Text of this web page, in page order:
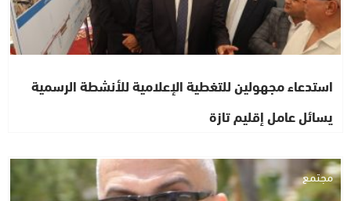
استدعاء مجهولين للتغطية الإعلامية للأنشطة الرسمية
يسائل عامل إقليم تازة
مجتمع